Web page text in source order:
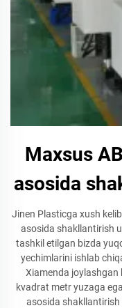
Maxsus
asosida
Jinen Plasticga xush
asosida shakllantirish
tashkil etilgan bizda
yechimlarini ishlab
Xiamenda
kvadrat metr yuzaga
asosida